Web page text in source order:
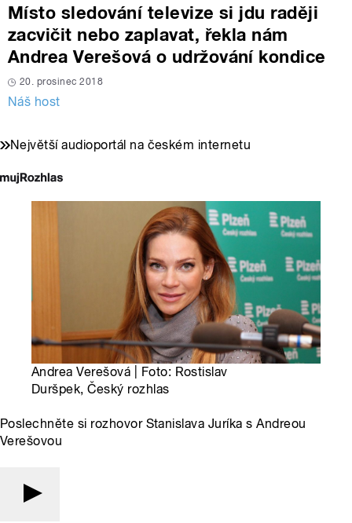
Místo sledování televize si jdu raději
zacvičit nebo zaplavat, řekla nám
Andrea Verešová o udržování kondice
20. prosinec 2018
Náš host
Největší audioportál na českém internetu
Andrea Verešová | Foto: Rostislav
Duršpek, Český rozhlas
Poslechněte si rozhovor Stanislava Juríka s Andreou
Verešovou